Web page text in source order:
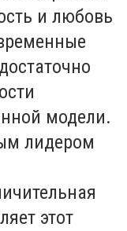
и любовь
модели.
лидером
этот